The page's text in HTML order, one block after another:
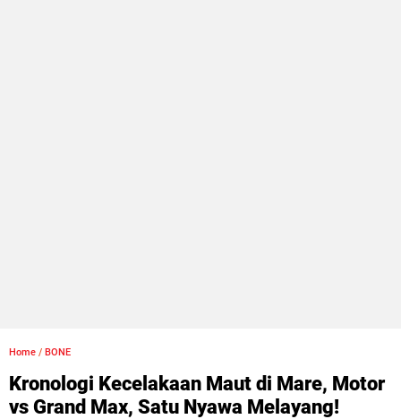
Home / BONE
Kronologi Kecelakaan Maut di Mare, Motor
vs Grand Max, Satu Nyawa Melayang!